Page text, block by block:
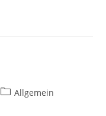
Beitrags-
Allgemein